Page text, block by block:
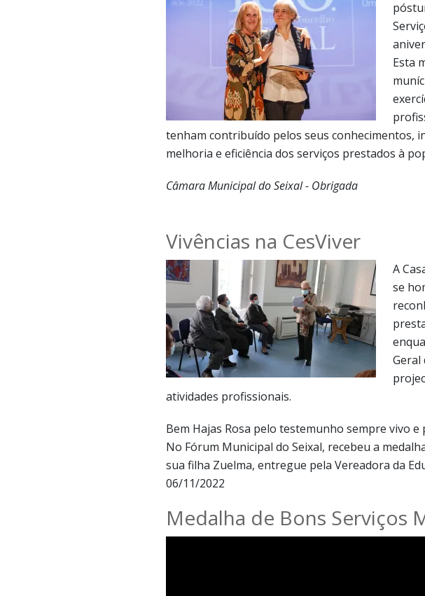
Esta
tenham contribuído pelos seus conhecimentos,
melhoria e eficiência dos serviços prestados à
Câmara Municipal do Seixal - Obrigada
Vivências na CesViver
A
se
Geral
atividades profissionais.
Bem Hajas Rosa pelo testemunho sempre vivo
No Fórum Municipal do Seixal, recebeu a
sua filha Zuelma, entregue pela Vereadora da
06/11/2022
Medalha de Bons Serviços